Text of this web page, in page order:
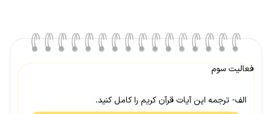
فعالیت سوم
الف- ترجمه این آیات قرآن کریم را کامل کنید.